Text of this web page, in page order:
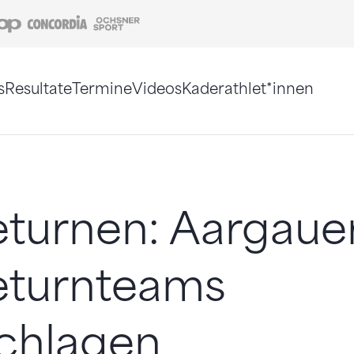
Coop Concordia
ResultateTermineVideosKaderathlet*innen